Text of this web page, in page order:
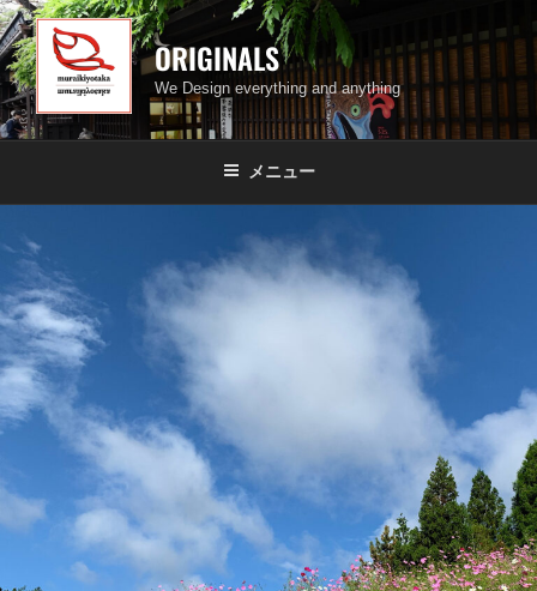
コ
ン
テ
ン
ツ
ッ
ORIGINALS
We Design everything and anything
メニュー